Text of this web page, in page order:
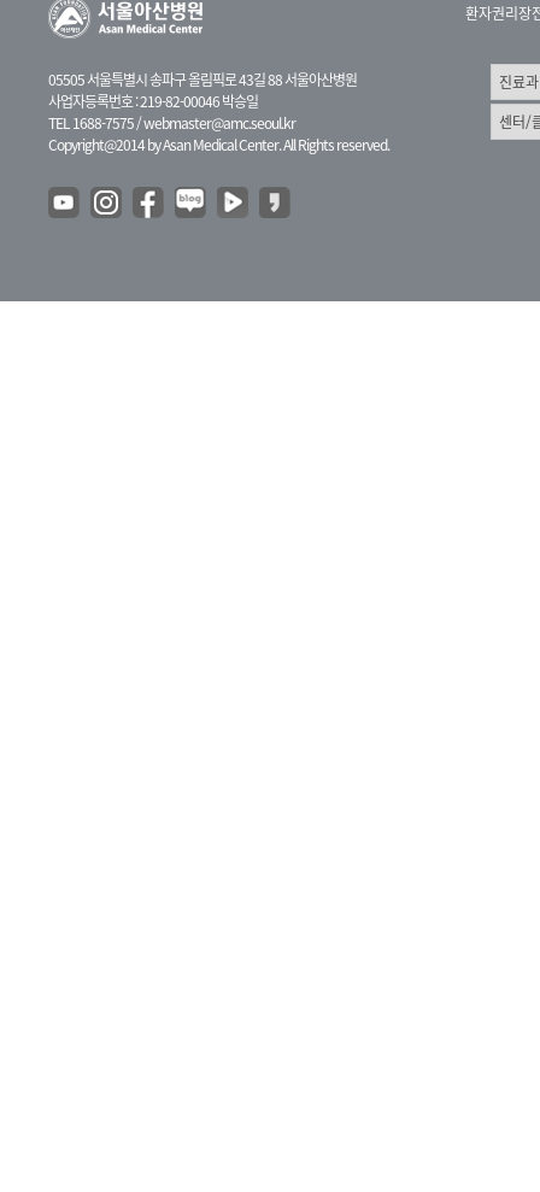
05505 서울특별시 송파구 올림픽로 43길 88 서울아산병원
사업자등록번호 : 219-82-00046 박승일
TEL 1688-7575 /webmaster@amc.seoul.kr
Copyright@2014 by Asan Medical Center. All Rights reserved.
환자권리장